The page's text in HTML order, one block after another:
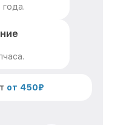
года.
от 450₽